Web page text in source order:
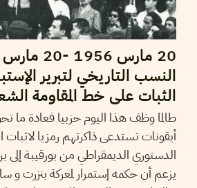
النسب التاريخي لتبرير
الثبات على خط المقاومة
طالما وظف هذا اليوم حزبيا فعادة ما
أيقونات تستدعى ذاكرتهم رمزيا
الدستوري الديمقراطي من بورقيبة إلى
يزعم أن حكمه إستمرار لمعركة بنزرت و